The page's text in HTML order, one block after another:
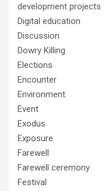
development projects
Digital education
Discussion
Dowry Killing
Elections
Encounter
Environment
Event
Exodus
Exposure
Farewell
Farewell ceremony
Festival